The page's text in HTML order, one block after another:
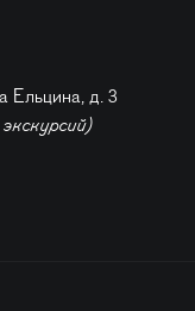
Ельцина, д. 3